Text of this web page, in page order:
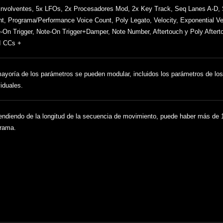
5x LFOs, 2x Procesadores Mod, 2x Key Track, Seq Lanes A-
Programa/Performance Voice Count, Poly Legato, Velocity, Exponential
On Trigger, Note-On Trigger+Damper, Note Number, Aftertouch y Poly
CCs +
de los parámetros se pueden modular, incluidos los parámetros de
de la longitud de la secuencia de movimiento, puede haber más